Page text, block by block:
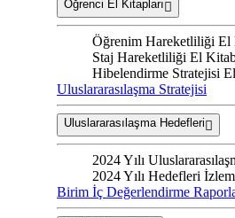
Öğrenci El Kitapları
Öğrenim Hareketliliği El
Staj Hareketliliği El
Hibelendirme Stratejisi
Uluslararasılaşma Stratejisi
Uluslararasılaşma Hedefleri
2024 Yılı
2024 Yılı Hedefleri
Birim İç Değerlendirme